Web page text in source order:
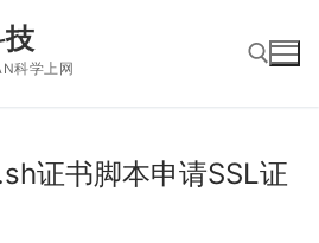
科学上网
搜索：
证书脚本申请SSL证